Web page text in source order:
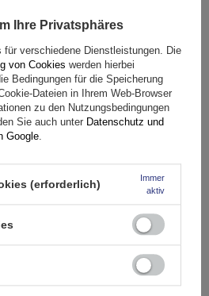
universell für traditionelle und
Wir versenden schon am 7. August
Ihre Privatsphäres
für verschiedene Dienstleistungen. Die
von Cookies werden hierbei
Bedingungen für die Speicherung
Dateien in Ihrem Web-Browser
zu den Nutzungsbedingungen
Sie auch unter Datenschutz und
Google
(erforderlich)
Immer
aktiv